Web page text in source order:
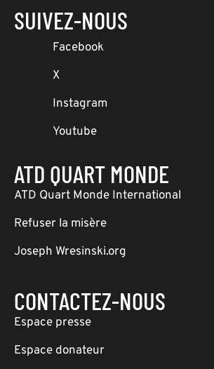
SUIVEZ-NOUS
Facebook
X
Instagram
Youtube
ATD QUART MONDE
ATD Quart Monde International
Refuser la misère
Joseph Wresinski.org
CONTACTEZ-NOUS
Espace presse
Espace donateur